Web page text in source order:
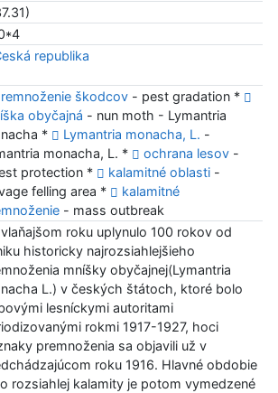
republika
škodcov- pest gradation *
obyčajná - nun moth - Lymantria
*
Lymantria monacha, L. -
monacha, L. *
ochrana lesov-
protection *
kalamitné oblasti-
felling area *
kalamitné
- mass outbreak
roku uplynulo 100 rokov od
historicky najrozsiahlejšieho
mníšky obyčajnej(Lymantria
L.) v českých štátoch, ktoré bolo
lesníckymi autoritami
rokmi 1917-1927, hoci
premnoženia sa objavili už v
roku 1916. Hlavné obdobie
rozsiahlej kalamity je potom vymedzené